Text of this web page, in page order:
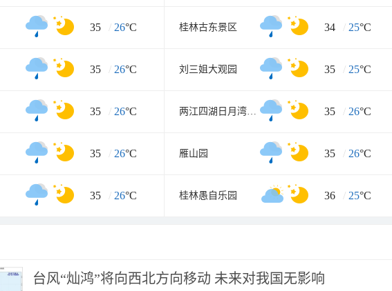
35 / 26°C 桂林古东景区 34 / 25°C
35 / 26°C 刘三姐大观园 35 / 25°C
35 / 26°C 两江四湖日月湾码头 35 / 26°C
35 / 26°C 雁山园 35 / 26°C
35 / 26°C 桂林愚自乐园 36 / 25°C
台风“灿鸿”将向西北方向移动 未来对我国无影响